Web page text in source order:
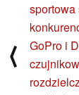
⟨
sportowa
GoPro i